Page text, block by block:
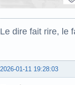
Le dire fait rire, le
2026-01-11 19:28:03